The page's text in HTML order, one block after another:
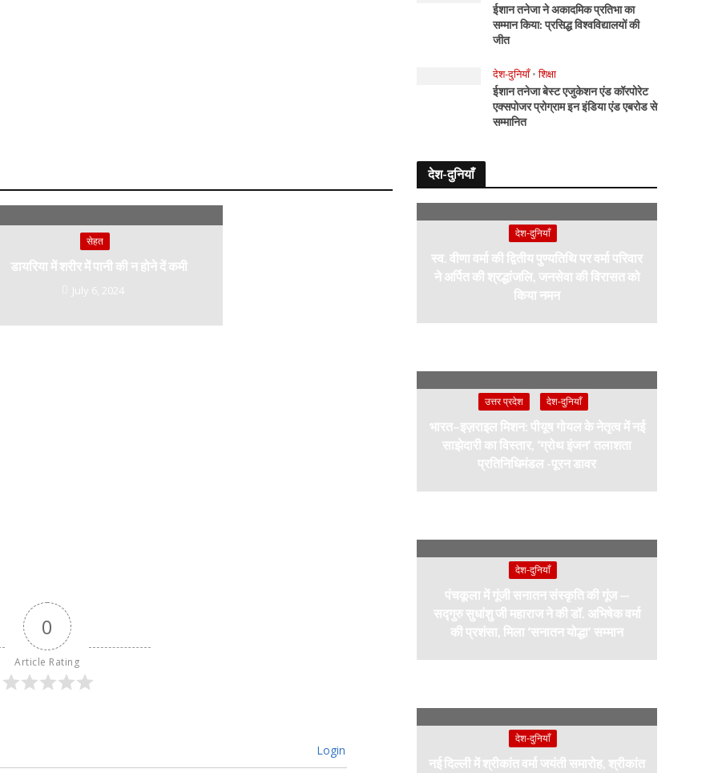
सेहत
डायरिया में शरीर में पानी की न होने दें कमी
July 6, 2024
0
Article Rating
Login
ईशान तनेजा ने अकादमिक प्रतिभा का
सम्मान किया: प्रसिद्ध विश्वविद्यालयों की
जीत
देश-दुनियाँ • शिक्षा
ईशान तनेजा बेस्ट एजुकेशन एंड कॉरपोरेट
एक्सपोजर प्रोग्राम इन इंडिया एंड एबरोड से
सम्मानित
देश-दुनियाँ
देश-दुनियाँ
स्व. वीणा वर्मा की द्वितीय पुण्यतिथि पर वर्मा परिवार
ने अर्पित की श्रद्धांजलि, जनसेवा की विरासत को
किया नमन
उत्तर प्रदेश देश-दुनियाँ
भारत–इज़राइल मिशन: पीयूष गोयल के नेतृत्व में नई
साझेदारी का विस्तार, ‘ग्रोथ इंजन’ तलाशता
प्रतिनिधिमंडल -पूरन डावर
देश-दुनियाँ
पंचकूला में गूंजी सनातन संस्कृति की गूंज —
सद्गुरु सुधांशु जी महाराज ने की डॉ. अभिषेक वर्मा
की प्रशंसा, मिला ‘सनातन योद्धा’ सम्मान
देश-दुनियाँ
नई दिल्ली में श्रीकांत वर्मा जयंती समारोह, श्रीकांत